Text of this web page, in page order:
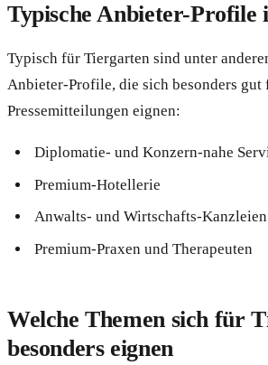
Typische Anbieter-Profile
Typisch für Tiergarten sind unter
Anbieter-Profile, die sich besonders gut
Pressemitteilungen eignen:
Diplomatie- und Konzern-nahe
Premium-Hotellerie
Anwalts- und Wirtschafts-Kanzleien
Premium-Praxen und Therapeuten
Welche Themen sich für
besonders eignen